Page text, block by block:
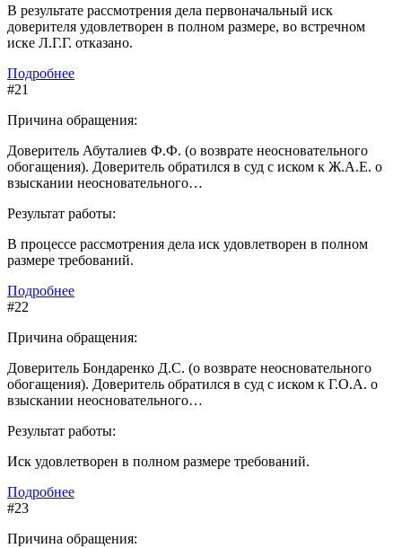
В результате рассмотрения дела первоначальный иск
доверителя удовлетворен в полном размере, во встречном
иске Л.Г.Г. отказано.
Подробнее
#21
Причина обращения:
Доверитель Абуталиев Ф.Ф. (о возврате неосновательного
обогащения). Доверитель обратился в суд с иском к Ж.А.Е. о
взыскании неосновательного…
Результат работы:
В процессе рассмотрения дела иск удовлетворен в полном
размере требований.
Подробнее
#22
Причина обращения:
Доверитель Бондаренко Д.С. (о возврате неосновательного
обогащения). Доверитель обратился в суд с иском к Г.О.А. о
взыскании неосновательного…
Результат работы:
Иск удовлетворен в полном размере требований.
Подробнее
#23
Причина обращения: